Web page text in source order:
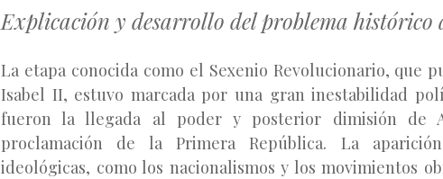
Explicación y desarrollo del problema histórico
La etapa conocida como el Sexenio Revolucionario, que
Isabel II, estuvo marcada por una gran inestabilidad
fueron la llegada al poder y posterior dimisión de
proclamación de la Primera República. La
ideológicas, como los nacionalismos y los movimientos